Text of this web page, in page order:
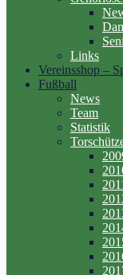
Links
Vereinsshop –
Fußball
News
Team
Statistik